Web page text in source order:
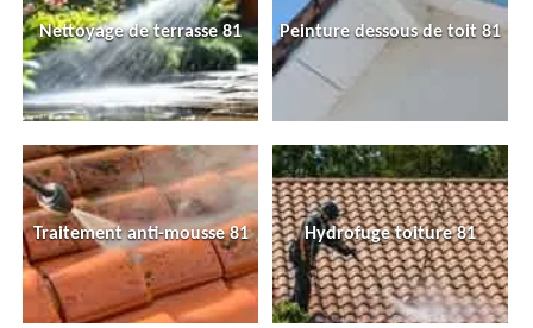
Nettoyage de terrasse 81 Peinture dessous de toit 81
Traitement anti-mousse 81 Hydrofuge toiture 81